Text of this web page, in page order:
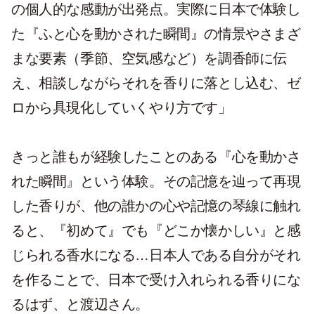
の個人的な感動が出発点。実際に日本で体験し
た『ふと心を動かされた瞬間』の情景やさまざ
まな要素（季節、空気感など）を調香師に伝
え、相談しながらそれを香りに落とし込む、ゼ
ロから具現化していくやり方です」
きっと誰もが経験したことのある『心を動かさ
れた瞬間』という体験。その記憶を辿って再現
した香りが、他の誰かの心や記憶の琴線に触れ
ると、『初めて』でも『どこか懐かしい』と感
じられる香水になる…日本人である自分がそれ
を作ることで、日本で受け入れられる香りにな
るはず、と渡辺さん。